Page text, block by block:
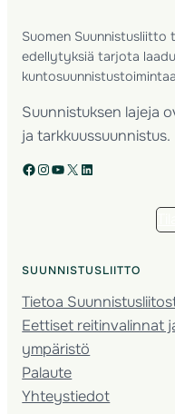
Suomen Suunnistusliitto
edellytyksiä tarjota
Suunnistuksen lajeja
ja tarkkuussuunnistus.
Facebook Instagram YouTube X LinkedIn
SUUNNISTUSLIITTO
Tietoa
Eettiset reitinvalinnat
ympäristö
Palaute
Yhteystiedot